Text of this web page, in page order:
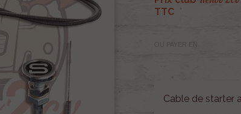
TTC
OU PAYER EN
Cable de starter